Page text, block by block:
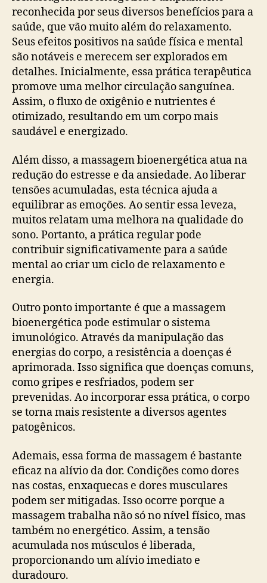
reconhecida por seus diversos benefícios para a
saúde, que vão muito além do relaxamento.
Seus efeitos positivos na saúde física e mental
são notáveis e merecem ser explorados em
detalhes. Inicialmente, essa prática terapêutica
promove uma melhor circulação sanguínea.
Assim, o fluxo de oxigênio e nutrientes é
otimizado, resultando em um corpo mais
saudável e energizado.
Além disso, a massagem bioenergética atua na
redução do estresse e da ansiedade. Ao liberar
tensões acumuladas, esta técnica ajuda a
equilibrar as emoções. Ao sentir essa leveza,
muitos relatam uma melhora na qualidade do
sono. Portanto, a prática regular pode
contribuir significativamente para a saúde
mental ao criar um ciclo de relaxamento e
energia.
Outro ponto importante é que a massagem
bioenergética pode estimular o sistema
imunológico. Através da manipulação das
energias do corpo, a resistência a doenças é
aprimorada. Isso significa que doenças comuns,
como gripes e resfriados, podem ser
prevenidas. Ao incorporar essa prática, o corpo
se torna mais resistente a diversos agentes
patogênicos.
Ademais, essa forma de massagem é bastante
eficaz na alívio da dor. Condições como dores
nas costas, enxaquecas e dores musculares
podem ser mitigadas. Isso ocorre porque a
massagem trabalha não só no nível físico, mas
também no energético. Assim, a tensão
acumulada nos músculos é liberada,
proporcionando um alívio imediato e
duradouro.